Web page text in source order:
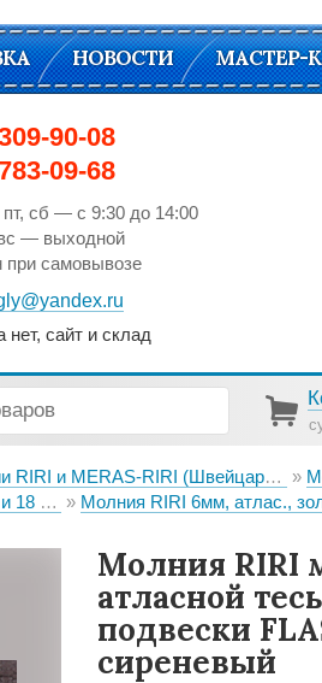
90-08
09-68
пт, cб — с 9:30 до 14:00
вс — выходной
при самовывозе
сайт и склад
НОВОСТИ МАСТЕР-
RIRI и MERAS-RIRI (Швейцария)
Молния RIRI 6мм, атлас., золото, неразъем., 18см,
Молния RIRI
атласной
подвески
сиреневый